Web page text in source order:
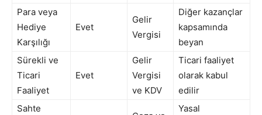
Para veya
Hediye
Karşılığı
Evet
Gelir
Vergisi
Diğer kazançlar
kapsamında
beyan
Sürekli ve
Ticari
Faaliyet
Evet
Gelir
Vergisi
ve KDV
Ticari faaliyet
olarak kabul
edilir
Sahte
Yasal